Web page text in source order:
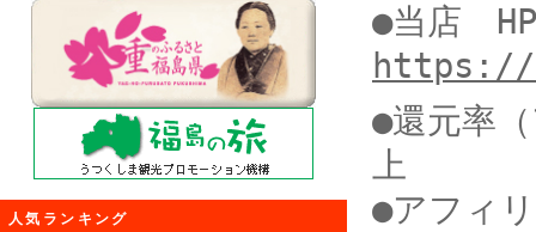
人気ランキング
●当店
https://
●還元率
上
●アフィ